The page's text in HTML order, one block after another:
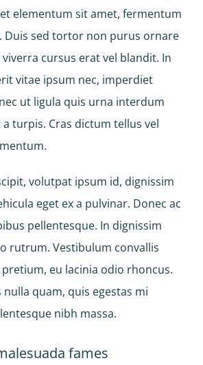
elementum sit amet, fermentum
Duis sed tortor non purus ornare
cursus erat vel blandit. In
vitae ipsum nec, imperdiet
ut ligula quis urna interdum
turpis. Cras dictum tellus vel
volutpat ipsum id, dignissim
eget ex a pulvinar. Donec ac
pellentesque. In dignissim
rutrum. Vestibulum convallis
eu lacinia odio rhoncus.
quam, quis egestas mi
nibh massa.
fames